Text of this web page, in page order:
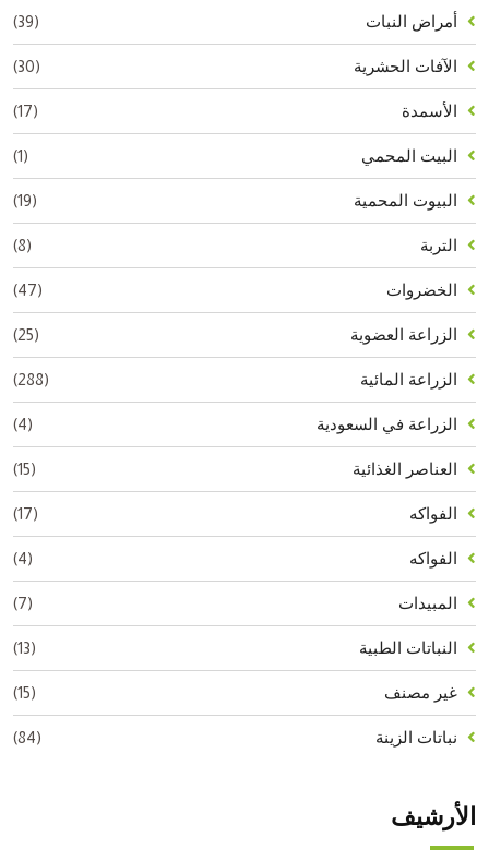
أمراض النبات (39)
الآفات الحشرية (30)
الأسمدة (17)
البيت المحمي (1)
البيوت المحمية (19)
التربة (8)
الخضروات (47)
الزراعة العضوية (25)
الزراعة المائية (288)
الزراعة في السعودية (4)
العناصر الغذائية (15)
الفواكه (17)
الفواكه (4)
المبيدات (7)
النباتات الطبية (13)
غير مصنف (15)
نباتات الزينة (84)
الأرشيف